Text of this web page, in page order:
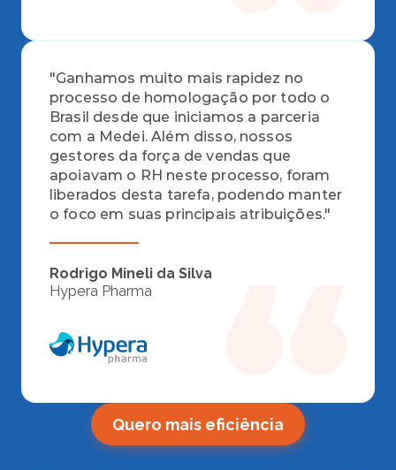
"Ganhamos muito mais rapidez no
processo de homologação por todo o
Brasil desde que iniciamos a parceria
com a Medei. Além disso, nossos
gestores da força de vendas que
apoiavam o RH neste processo, foram
liberados desta tarefa, podendo manter
o foco em suas principais atribuições."
Rodrigo Mineli da Silva
Hypera Pharma
Quero mais eficiência